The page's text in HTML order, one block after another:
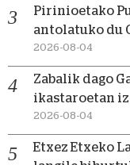
Pirinioetako
antolatuko du
2026-08-04
Zabalik dago
ikastaroetan
2026-08-04
Etxez Etxeko